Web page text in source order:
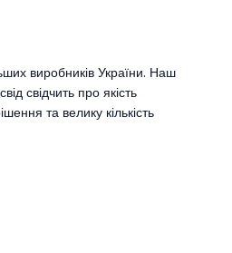
виробників України. Наш
свідчить про якість
та велику кількість